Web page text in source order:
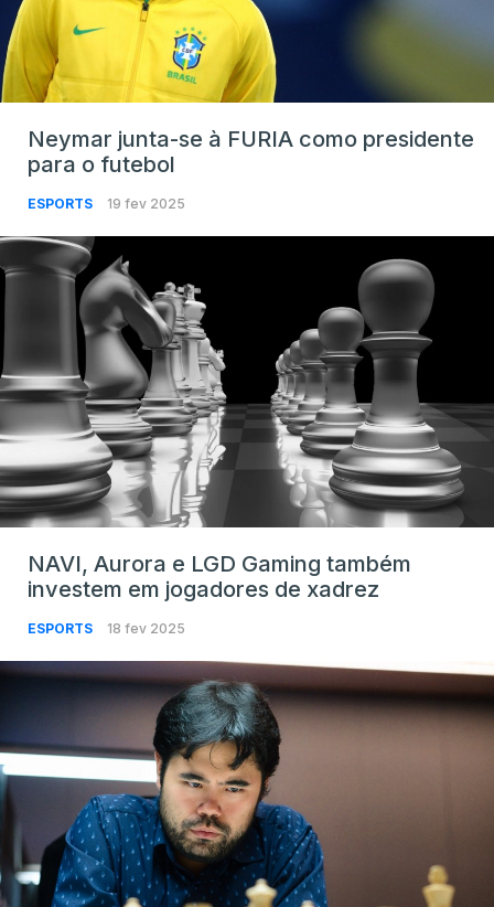
Neymar junta-se à FURIA como presidente
para o futebol
ESPORTS 19 fev 2025
NAVI, Aurora e LGD Gaming também
investem em jogadores de xadrez
ESPORTS 18 fev 2025